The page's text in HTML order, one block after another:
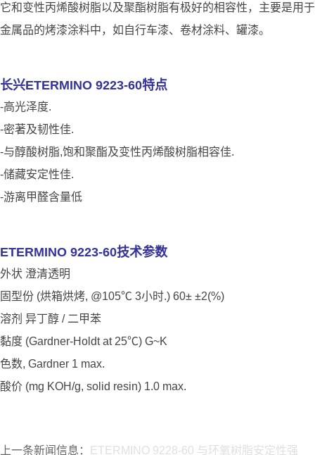
它和变性丙烯酸树脂以及聚酯树脂有极好的相容性，主要是用于
金属品的烤漆涂料中，如自行车漆、卷材涂料、罐漆。
长兴ETERMINO 9223-60特点
-高光泽度.
-密著及韧性佳.
-与醇酸树脂,饱和聚酯及变性丙烯酸树脂相容佳.
-储藏安定性佳.
-游离甲醛含量低
ETERMINO 9223-60技术参数
外状 澄清透明
固型份 (烘箱烘烤, @105℃ 3小时.) 60± ±2(%)
溶剂 异丁醇 / 二甲苯
黏度 (Gardner-Holdt at 25℃) G~K
色数, Gardner 1 max.
酸价 (mg KOH/g, solid resin) 1.0 max.
上一条新闻信息： ETERMINO 9228-60 与环氧树脂安定性强